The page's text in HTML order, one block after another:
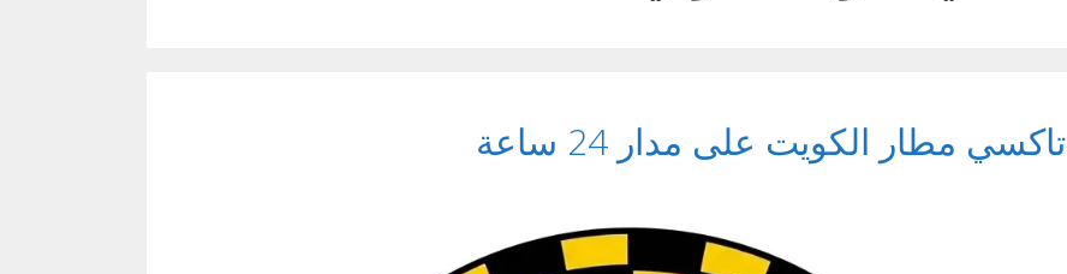
تاكسي مطار الكويت على مدار 24 ساعة